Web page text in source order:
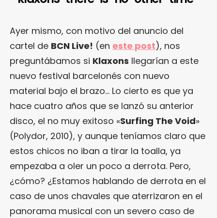
Ayer mismo, con motivo del anuncio del
cartel de BCN Live! (en este post), nos
preguntábamos si Klaxons llegarían a este
nuevo festival barcelonés con nuevo
material bajo el brazo… Lo cierto es que ya
hace cuatro años que se lanzó su anterior
disco, el no muy exitoso «Surfing The Void»
(Polydor, 2010), y aunque teníamos claro que
estos chicos no iban a tirar la toalla, ya
empezaba a oler un poco a derrota. Pero,
¿cómo? ¿Estamos hablando de derrota en el
caso de unos chavales que aterrizaron en el
panorama musical con un severo caso de